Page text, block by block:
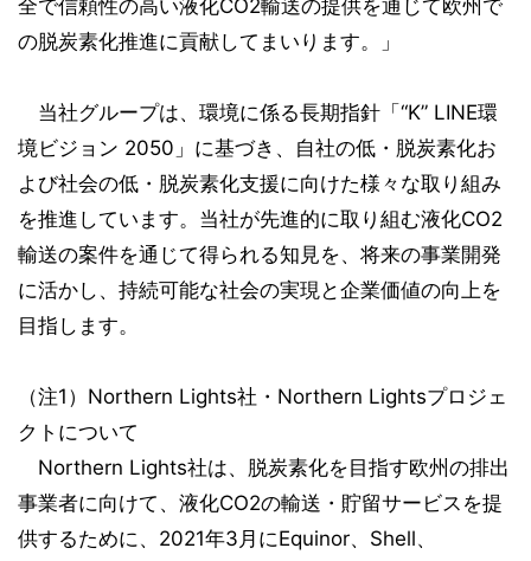
全で信頼性の高い液化CO2輸送の提供を通じて欧州で
の脱炭素化推進に貢献してまいります。」
当社グループは、環境に係る長期指針「“K” LINE環
境ビジョン 2050」に基づき、自社の低・脱炭素化お
よび社会の低・脱炭素化支援に向けた様々な取り組み
を推進しています。当社が先進的に取り組む液化CO2
輸送の案件を通じて得られる知見を、将来の事業開発
に活かし、持続可能な社会の実現と企業価値の向上を
目指します。
（注1）Northern Lights社・Northern Lightsプロジェ
クトについて
Northern Lights社は、脱炭素化を目指す欧州の排出
事業者に向けて、液化CO2の輸送・貯留サービスを提
供するために、2021年3月にEquinor、Shell、